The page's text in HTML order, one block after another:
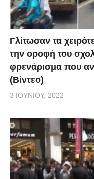
Γλίτωσαν τα
την οροφή του
φρενάρισμα που
(Βίντεο)
3 ΙΟΥΝΊΟΥ, 2022